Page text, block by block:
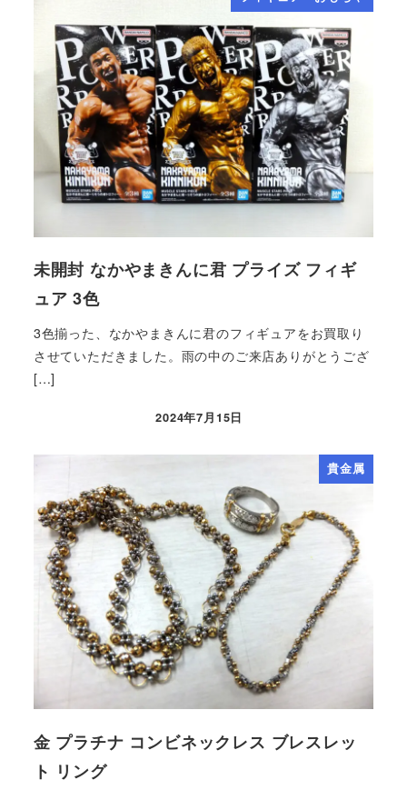
未開封 なかやまきんに君 プライズ フィギ
ュア 3色
3色揃った、なかやまきんに君のフィギュアをお買取り
させていただきました。雨の中のご来店ありがとうござ
[…]
2024年7月15日
貴金属
金 プラチナ コンビネックレス ブレスレッ
ト リング